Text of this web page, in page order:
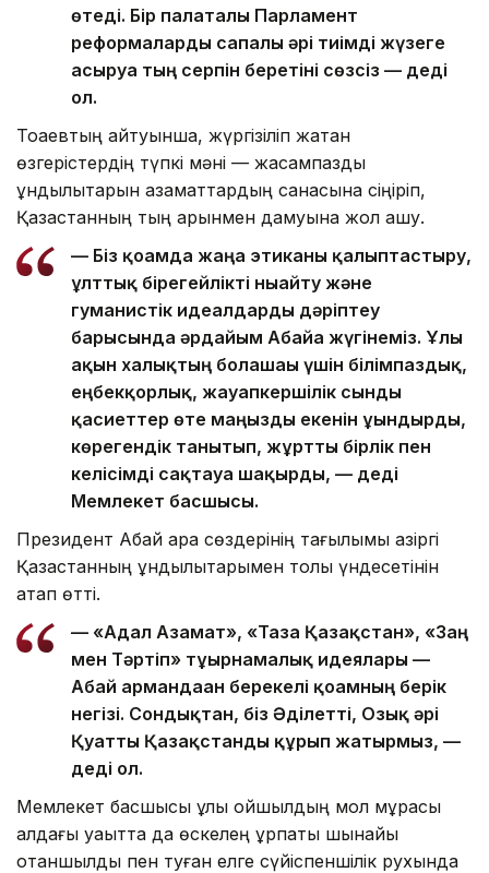
өтеді. Бір палаталы Парламент
реформаларды сапалы әрі тиімді жүзеге
асыруға тың серпін беретіні сөзсіз — деді
ол.
Тоқаевтың айтуынша, жүргізіліп жатқан
өзгерістердің түпкі мәні — жасампаздық
құндылықтарын азаматтардың санасына сіңіріп,
Қазақстанның тың қарқынмен дамуына жол ашу.
— Біз қоғамда жаңа этиканы қалыптастыру,
ұлттық бірегейлікті нығайту және
гуманистік идеалдарды дәріптеу
барысында әрдайым Абайға жүгінеміз. Ұлы
ақын халықтың болашағы үшін білімпаздық,
еңбекқорлық, жауапкершілік сынды
қасиеттер өте маңызды екенін ұғындырды,
көрегендік танытып, жұртты бірлік пен
келісімді сақтауға шақырды, — деді
Мемлекет басшысы.
Президент Абай қара сөздерінің тағылымы қазіргі
Қазақстанның құндылықтарымен толық үндесетінін
атап өтті.
— «Адал Азамат», «Таза Қазақстан», «Заң
мен Тәртіп» тұғырнамалық идеялары —
Абай армандаған берекелі қоғамның берік
негізі. Сондықтан, біз Әділетті, Озық әрі
Қуатты Қазақстанды құрып жатырмыз, —
деді ол.
Мемлекет басшысы ұлы ойшылдың мол мұрасы
алдағы уақытта да өскелең ұрпақты шынайы
отаншылдық пен туған елге сүйіспеншілік рухында